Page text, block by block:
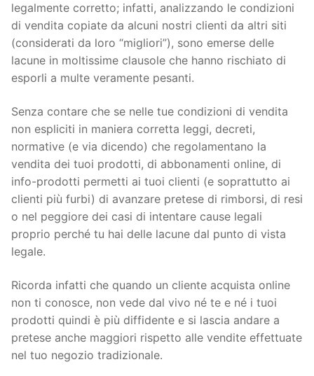
legalmente corretto; infatti, analizzando le condizioni
di vendita copiate da alcuni nostri clienti da altri siti
(considerati da loro “migliori”), sono emerse delle
lacune in moltissime clausole che hanno rischiato di
esporli a multe veramente pesanti.
Senza contare che se nelle tue condizioni di vendita
non espliciti in maniera corretta leggi, decreti,
normative (e via dicendo) che regolamentano la
vendita dei tuoi prodotti, di abbonamenti online, di
info-prodotti permetti ai tuoi clienti (e soprattutto ai
clienti più furbi) di avanzare pretese di rimborsi, di resi
o nel peggiore dei casi di intentare cause legali
proprio perché tu hai delle lacune dal punto di vista
legale.
Ricorda infatti che quando un cliente acquista online
non ti conosce, non vede dal vivo né te e né i tuoi
prodotti quindi è più diffidente e si lascia andare a
pretese anche maggiori rispetto alle vendite effettuate
nel tuo negozio tradizionale.